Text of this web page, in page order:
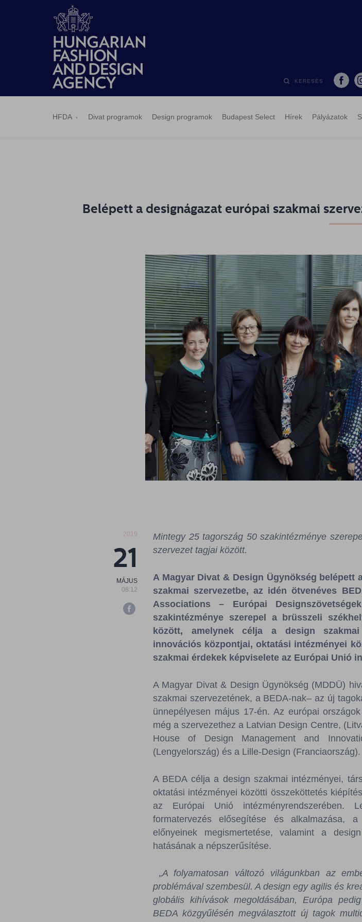
KERESÉS
HFDA Divat programok Design programok Budapest Select Hírek Pályázatok
programok
programok
Budapest
Pályázatok
Sajtószoba
Kapcsolat
HFDASPOT
Belépett a designágazat európai szakmai
2019
21
MÁJUS
08:12
Mintegy 25 tagország 50 szakintézménye
szervezet tagjai között.
A Magyar Divat & Design Ügynökség
szakmai szervezetbe, az idén ötvenéves
Associations – Európai
szakintézménye szerepel a brüsszeli
között, amelynek célja a design szakmai
innovációs központjai, oktatási intézményei
szakmai érdekek képviselete az Európai Unió
A Magyar Divat & Design Ügynökség (MDDÜ)
szakmai szervezetének, a BEDA-nak– az új
ünnepélyesen május 17-én. Az európai
még a szervezethez a Latvian Design Centre,
House of Design Management and
(Lengyelország) és a Lille-Design (Franciaország).
A BEDA célja a design szakmai intézményei,
oktatási intézményei közötti összeköttetés
az Európai Unió intézményrendszerében.
formatervezés elősegítése és alkalmazása,
előnyeinek megismertetése, valamint a
hatásának a népszerűsítése.
„A folyamatosan változó világunkban az
problémával szembesül. A design egy agilis és
globális kihívások megoldásában, Európa
BEDA közgyűlésén megválasztott új tagok